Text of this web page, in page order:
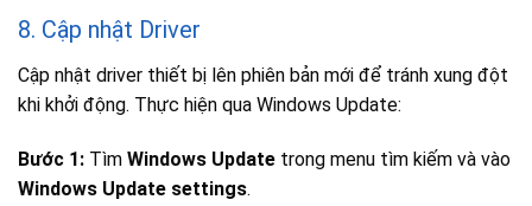
8. Cập nhật Driver
Cập nhật driver thiết bị lên phiên bản mới để tránh xung đột
khi khởi động. Thực hiện qua Windows Update:
Bước 1: Tìm Windows Update trong menu tìm kiếm và vào
Windows Update settings.